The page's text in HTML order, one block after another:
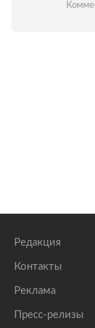
Редакция
Контакты
Реклама
Пресс-релизы